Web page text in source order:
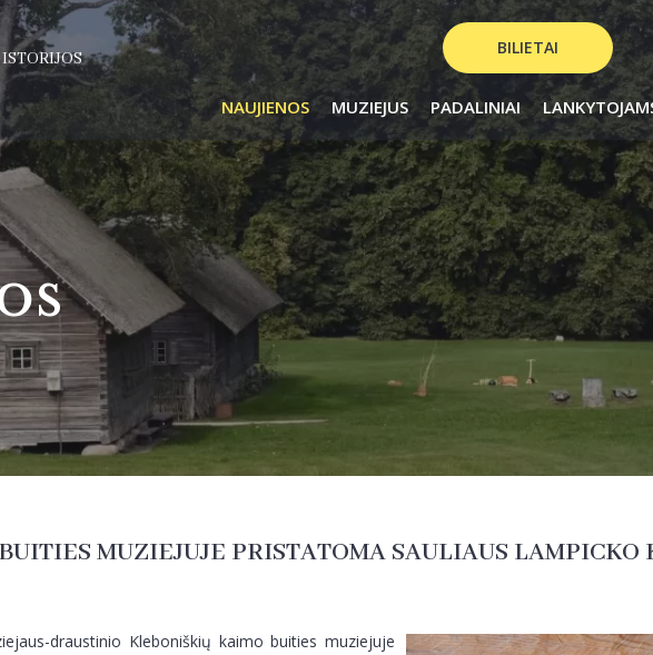
BILIETAI
NAUJIENOS MUZIEJUS PADALINIAI
MUZIEJUJE PRISTATOMA SAULIAUS LAMPICKO
draustinio Kleboniškių kaimo buities muziejuje